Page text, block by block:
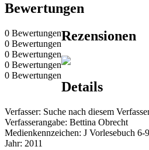
Bewertungen
0 Bewertungen
0 Bewertungen
0 Bewertungen
0 Bewertungen
0 Bewertungen
Rezensionen
Details
Verfasser: Suche nach diesem
Verfasserangabe: Bettina Obrecht
Medienkennzeichen: J Vorlesebuch 6-
Jahr: 2011